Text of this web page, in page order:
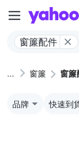
窗簾配件
窗簾 窗
品牌 快速到